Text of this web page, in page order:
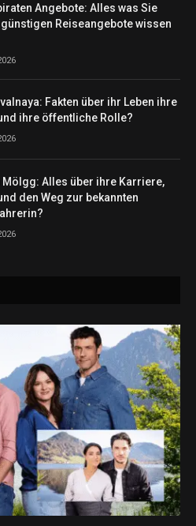
Angebote: Alles was Sie
Reiseangebote wissen
Fakten über ihr Leben ihre
ihre öffentliche Rolle?
Mölgg: Alles über ihre Karriere,
den Weg zur bekannten